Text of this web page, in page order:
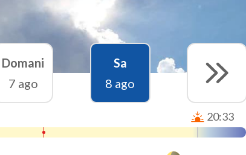
Domani
7 ago
Sa
8 ago
20:33